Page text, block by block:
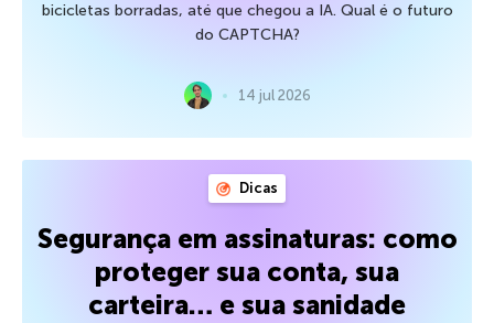
bicicletas borradas, até que chegou a IA. Qual é o futuro
do CAPTCHA?
14 jul 2026
Dicas
Segurança em assinaturas: como
proteger sua conta, sua
carteira… e sua sanidade